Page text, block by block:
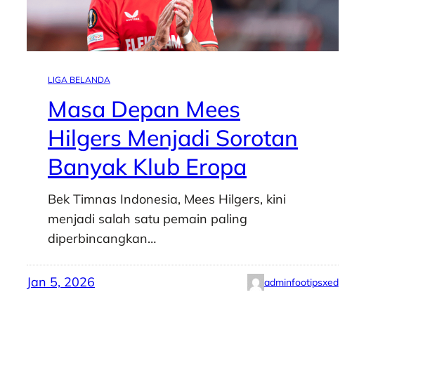
LIGA BELANDA
Masa Depan Mees
Hilgers Menjadi Sorotan
Banyak Klub Eropa
Bek Timnas Indonesia, Mees Hilgers, kini
menjadi salah satu pemain paling
diperbincangkan…
Jan 5, 2026 adminfootipsxed